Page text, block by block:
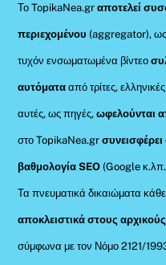
Το TopikaNea.grαποτελεί
περιεχομένου (aggregator), ως
τυχόν ενσωματωμένα βίντεο
αυτόματααπό τρίτες,
αυτές, ως πηγές,ωφελούνται
στο TopikaNea.gr
βαθμολογία SEO (Google
Τα πνευματικά δικαιώματα
αποκλειστικά στους
σύμφωνα με τον Νόμο 2121/